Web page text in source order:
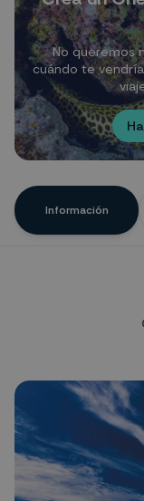
No queremos
cuándo te
Información